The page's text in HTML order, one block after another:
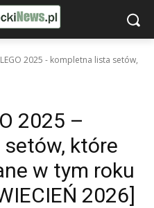
2025 - kompletna lista setów,
2025 –
które
w tym roku
2026]